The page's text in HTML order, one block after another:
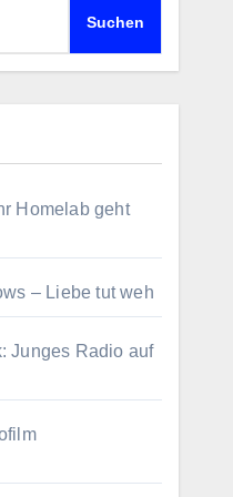
Suchen
Homelab geht
– Liebe tut weh
Junges Radio auf